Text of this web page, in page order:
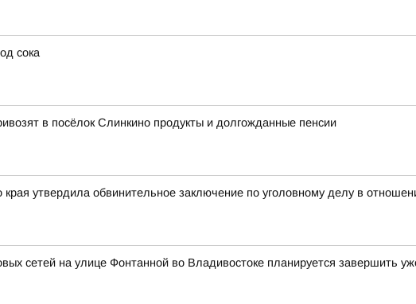
сока
в посёлок Слинкино продукты и долгожданные пенсии
края утвердила обвинительное заключение по уголовному делу в
сетей на улице Фонтанной во Владивостоке планируется завершить